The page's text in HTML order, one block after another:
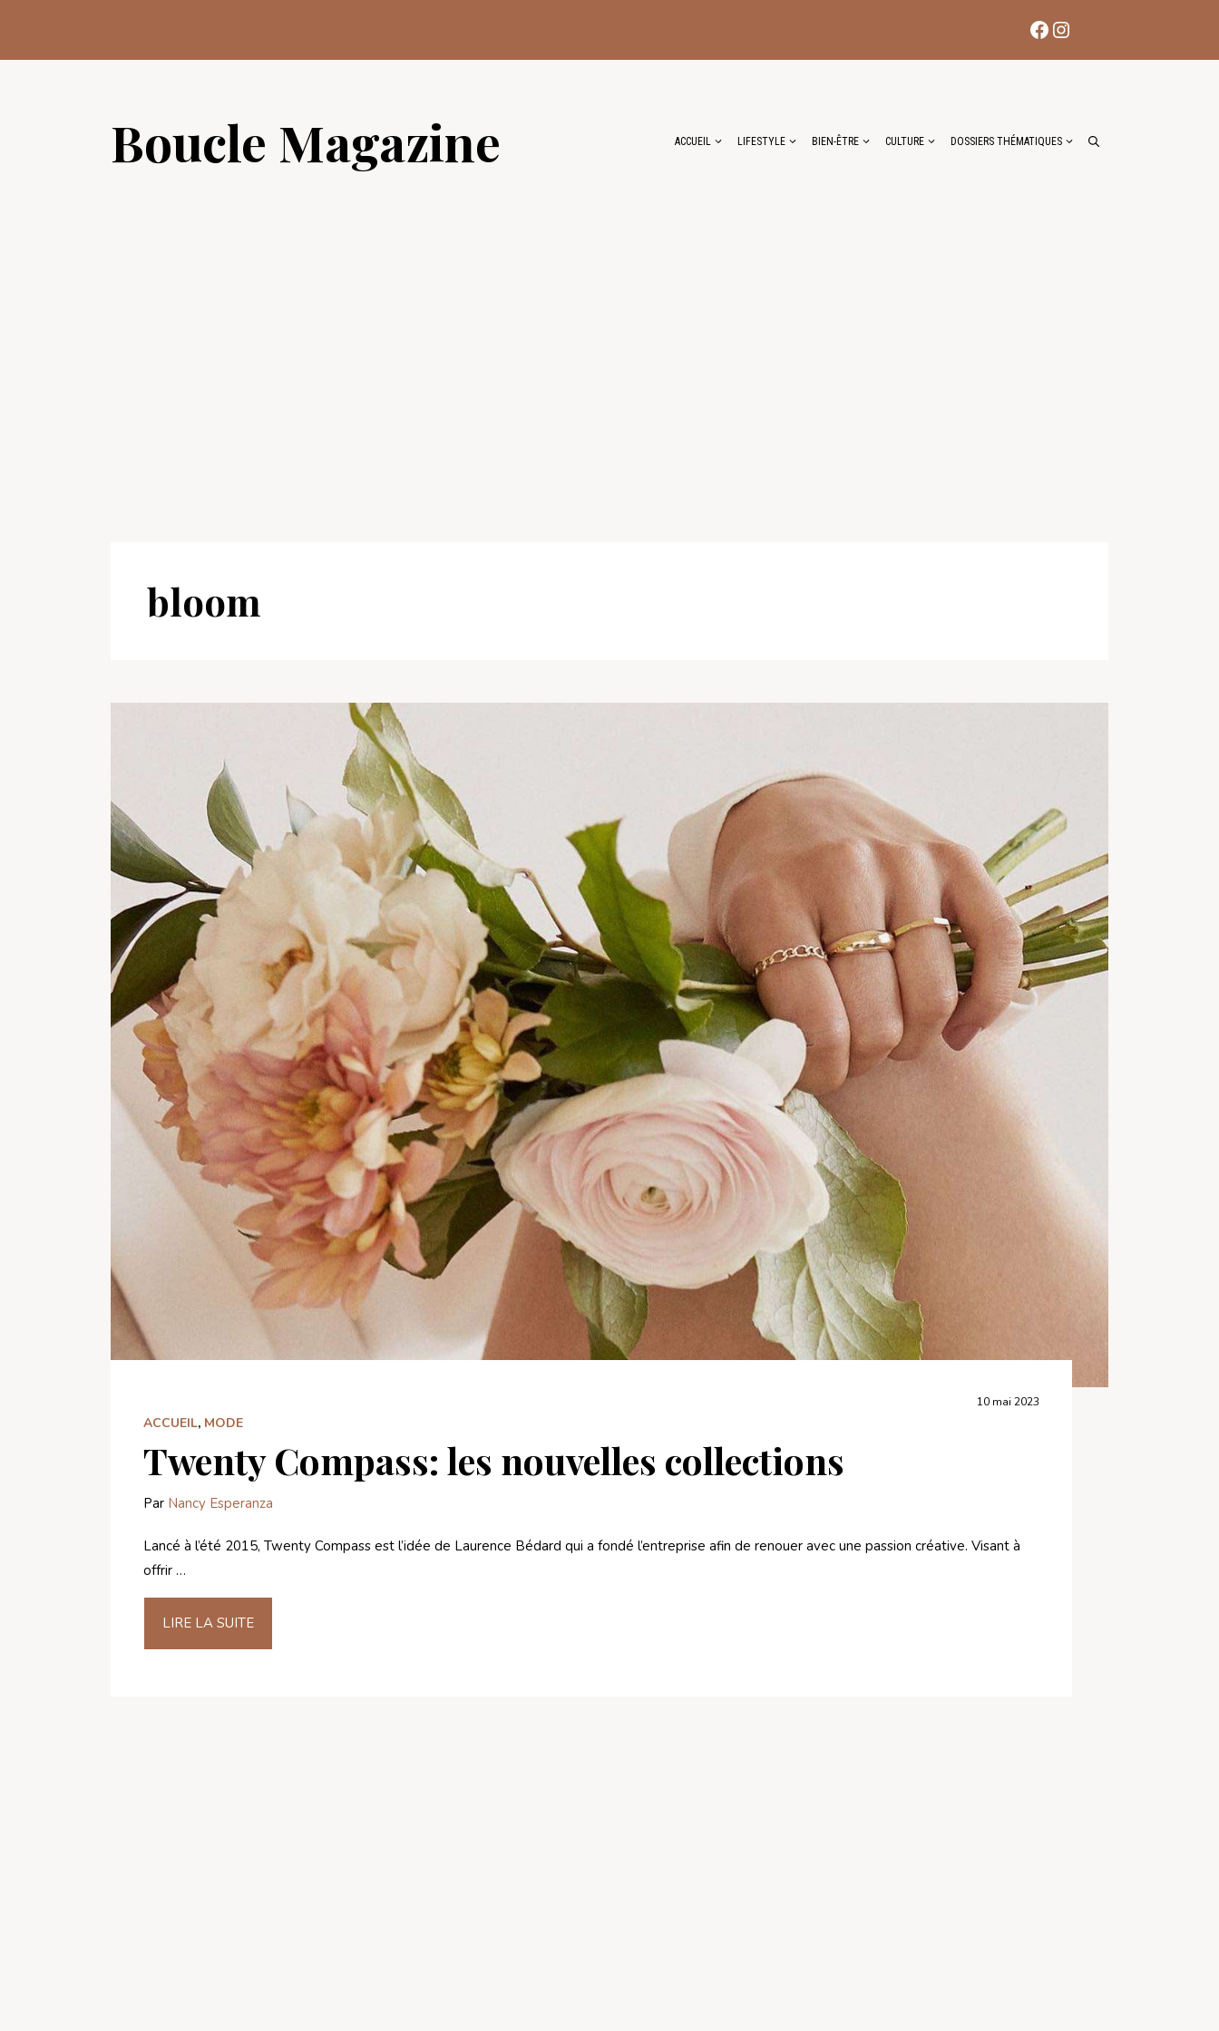
contenu
Facebook
Instagram
Boucle Magazine ACCUEIL LIFESTYLE BIEN-ÊTRE CULTURE DOSSIERS THÉMATIQUES
bloom
10 mai 2023
ACCUEIL, MODE
Twenty Compass: les nouvelles collections
Par Nancy Esperanza
Lancé à l’été 2015, Twenty Compass est l’idée de Laurence Bédard qui a fondé l’entreprise afin de renouer avec une passion créative. Visant à
offrir …
LIRE LA SUITE